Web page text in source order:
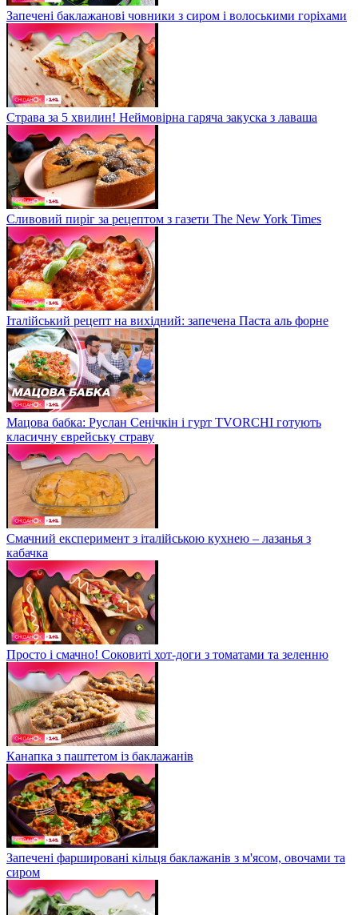
Запечені баклажанові човники з сиром і волоськими горіхами
Страва за 5 хвилин! Неймовірна гаряча закуска з лаваша
Сливовий пиріг за рецептом з газети The New York Times
Італійський рецепт на вихідний: запечена Паста аль форне
Мацова бабка: Руслан Сенічкін і гурт TVORCHI готують
класичну єврейську страву
Смачний експеримент з італійською кухнею – лазанья з
кабачка
Просто і смачно! Соковиті хот-доги з томатами та зеленню
Канапка з паштетом із баклажанів
Запечені фаршировані кільця баклажанів з м'ясом, овочами та
сиром